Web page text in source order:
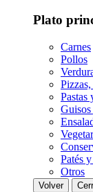
Plato
Carnes
Pollos
Pastas
Guisos
Patés
Otros
Volver